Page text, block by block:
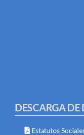
DESCARGA
Estatutos